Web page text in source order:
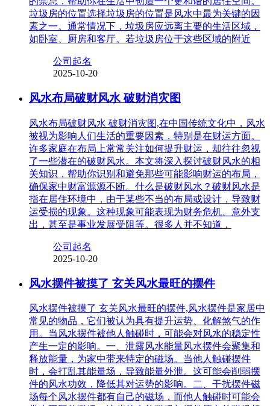
垃圾房的位置选择垃圾房的位置是风水中最为关键的因
素之一。通常情况下，垃圾房应远离主要的生活区域，
如卧室、厨房和客厅。若垃圾房位于这些区域的附近
公司起名
2025-10-20
风水布局破财风水 破财消灾图
风水布局破财风水 破财消灾图,在中国传统文化中，风水
被视为影响人们生活的重要因素，特别是在财运方面。
许多家庭在布局上常常关注如何提升财运，却往往忽视
了一些潜在的破财风水。本文将深入探讨破财风水的相
关知识，帮助你识别和避免那些可能影响财运的布局，
确保家中财富源源不断。什么是破财风水？破财风水是
指在居住环境中，由于某些不当的布局或设计，导致财
运受损的现象。这种现象可能表现为财务危机、意外支
出，甚至是事业发展受阻等。很多人并不知道，
公司起名
2025-10-20
风水摆件被摸了 玄关风水最旺的摆件
风水摆件被摸了 玄关风水最旺的摆件,风水摆件是家居中
常见的物品，它们被认为具有提升运势、化解煞气的作
用。当风水摆件被他人触碰时，可能会对风水的稳定性
产生一定的影响。一、泄露风水能量风水摆件会聚集和
释放能量，为家中带来特定的磁场。当他人触碰摆件
时，会打乱其能量场，导致能量外泄。这可能会削弱摆
件的风水功效，降低其对运势的影响。二、干扰摆件磁
场每个风水摆件都有自己的磁场，而他人触碰时可能会